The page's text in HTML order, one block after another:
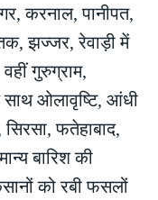
करनाल, पानीपत,
झज्जर, रेवाड़ी में
गुरुग्राम,
साथ ओलावृष्टि, आंधी
फतेहाबाद,
बारिश की
को रबी फसलों